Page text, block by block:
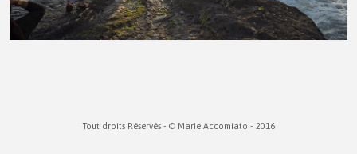
Tout droits Réservés - © Marie Accomiato - 2016